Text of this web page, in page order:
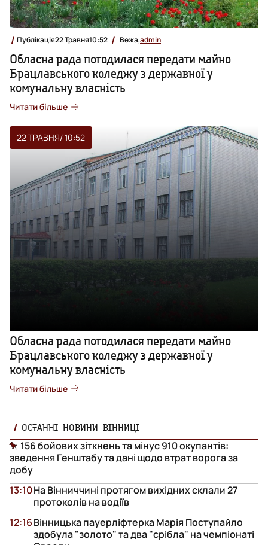
Публікація22 Травня10:52 Вежа,admin
Обласна рада погодилася передати майно
Брацлавського коледжу з державної у
комунальну власність
Читати більше
22 ТРАВНЯ/ 10:52
Обласна рада погодилася передати майно
Брацлавського коледжу з державної у
комунальну власність
Читати більше
ОСТАННІ НОВИНИ ВІННИЦІ
156 бойових зіткнень та мінус 910 окупантів:
зведення Генштабу та дані щодо втрат ворога за
добу
На Вінниччині протягом вихідних склали 27
протоколів на водіїв
13:10
Вінницька пауерліфтерка Марія Поступайло
здобула "золото" та два "срібла" на чемпіонаті
12:16